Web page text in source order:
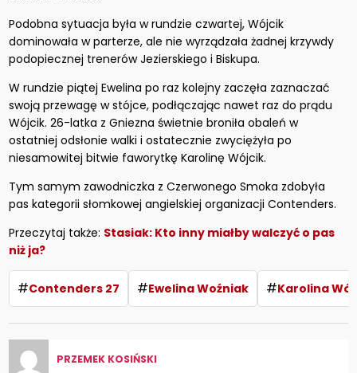
Podobna sytuacja była w rundzie czwartej, Wójcik
dominowała w parterze, ale nie wyrządzała żadnej krzywdy
podopiecznej trenerów Jezierskiego i Biskupa.
W rundzie piątej Ewelina po raz kolejny zaczęła zaznaczać
swoją przewagę w stójce, podłączając nawet raz do prądu
Wójcik. 26-latka z Gniezna świetnie broniła obaleń w
ostatniej odsłonie walki i ostatecznie zwyciężyła po
niesamowitej bitwie faworytkę Karolinę Wójcik.
Tym samym zawodniczka z Czerwonego Smoka zdobyła
pas kategorii słomkowej angielskiej organizacji Contenders.
Przeczytaj także: Stasiak: Kto inny miałby walczyć o pas
niż ja?
#Contenders 27 #Ewelina Woźniak #Karolina
PRZEMEK KOSIŃSKI